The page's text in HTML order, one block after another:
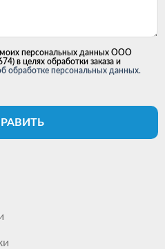
моих персональных данных ООО
в целях обработки заказа и
обработке персональных данных.